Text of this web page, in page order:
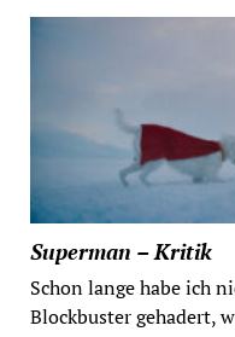
Superman – Kritik
Schon lange habe ich
Blockbuster gehadert,